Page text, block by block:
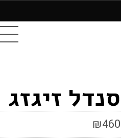
סנדל זיגזג
₪460